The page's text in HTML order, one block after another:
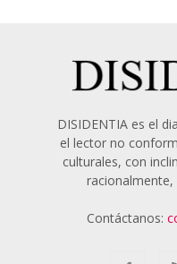
DISIDENTIA es el
el lector no
culturales, con
racionalmente,
Contáctanos: